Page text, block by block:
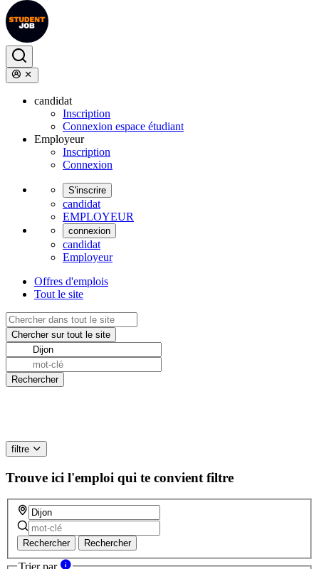
candidat
Inscription
Connexion espace étudiant
Employeur
Inscription
Connexion
S'inscrire
candidat
EMPLOYEUR
connexion
candidat
Employeur
Offres d'emplois
Tout le site
filtre
Trouve ici l'emploi qui te convient filtre
Rechercher Rechercher
Trier par